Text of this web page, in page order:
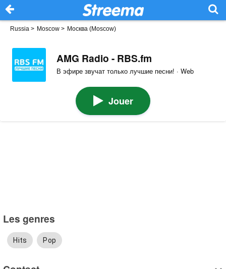
Russia > Moscow > Москва (Moscow)
AMG Radio - RBS.fm
В эфире звучат только лучшие песни! · Web
Jouer
Les genres
Hits Pop